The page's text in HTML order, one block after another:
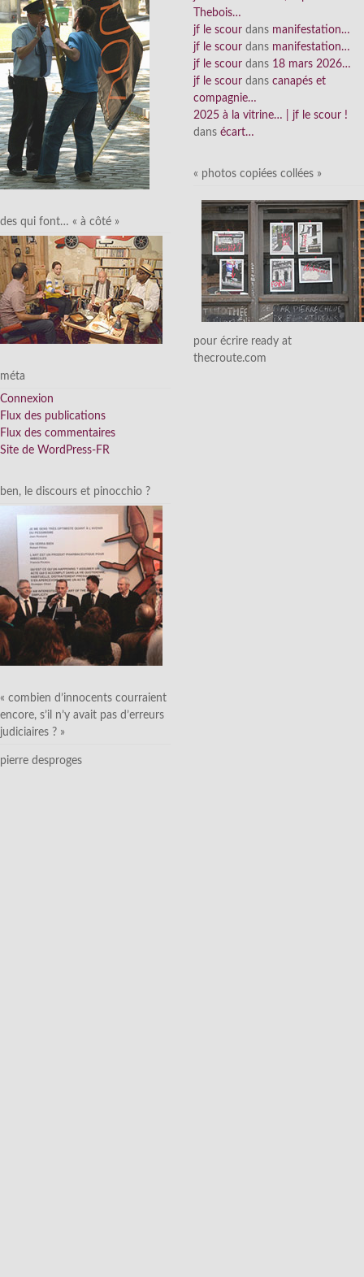
des qui font… « à côté »
méta
Connexion
Flux des publications
Flux des commentaires
Site de WordPress-FR
ben, le discours et pinocchio ?
« combien d’innocents courraient
encore, s’il n’y avait pas d’erreurs
judiciaires ? »
pierre desproges
Thebois…
jf le scour dans manifestation…
jf le scour dans manifestation…
jf le scour dans 18 mars 2026…
jf le scour dans canapés et
compagnie…
2025 à la vitrine… | jf le scour !
dans écart…
« photos copiées collées »
pour écrire ready at
thecroute.com